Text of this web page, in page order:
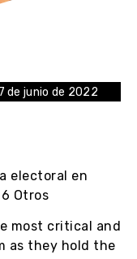
de junio de 2022
electoral en
Otros
most critical and
as they hold the